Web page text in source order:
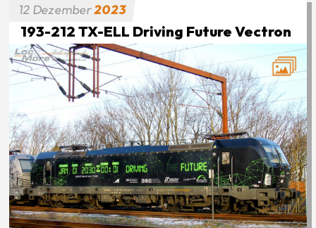
12 Dezember2023
193-212 TX-ELL Driving Future Vectron